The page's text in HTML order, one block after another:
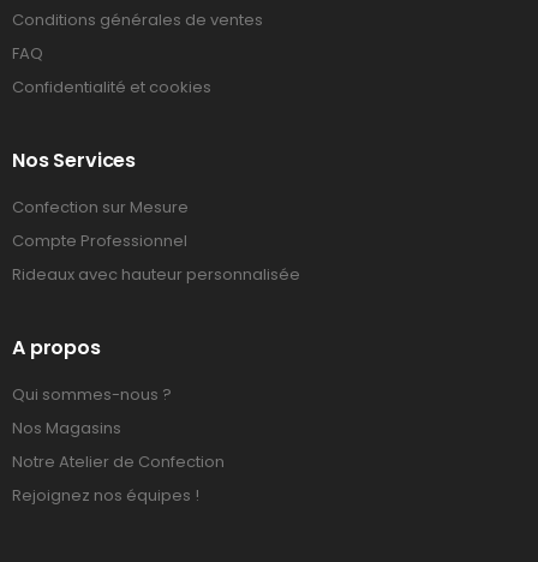
Conditions générales de ventes
FAQ
Confidentialité et cookies
Nos Services
Confection sur Mesure
Compte Professionnel
Rideaux avec hauteur personnalisée
A propos
Qui sommes-nous ?
Nos Magasins
Notre Atelier de Confection
Rejoignez nos équipes !